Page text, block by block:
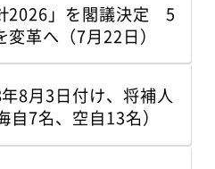
2026」を閣議決定 5
革へ（7月22日）
8月3日付け、将補人
自7名、空自13名）